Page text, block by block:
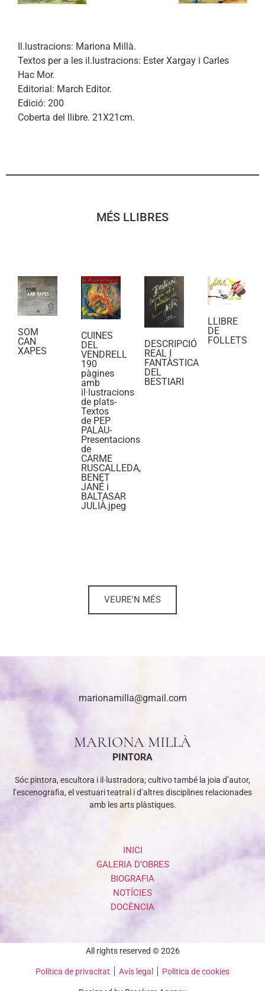
Il.lustracions: Mariona Millà.
Textos per a les il.lustracions: Ester Xargay i Carles
Hac Mor.
Editorial: March Editor.
Edició: 200
Coberta del llibre. 21X21cm.
MÉS LLIBRES
SOM
CAN
XAPES
CUINES
DEL
VENDRELL
190
pàgines
amb
il·lustracions
de plats-
Textos
de PEP
PALAU-
Presentacions
de
CARME
RUSCALLEDA,
BENET
JANÉ i
BALTASAR
JULIÀ.jpeg
DESCRIPCIÓ
REAL I
FANTÀSTICA
DEL
BESTIARI
LLIBRE
DE
FOLLETS
VEURE'N MÉS
marionamilla@gmail.com
MARIONA MILLÀ
PINTORA
Sóc pintora, escultora i il·lustradora; cultivo també la joia d’autor,
l’escenografia, el vestuari teatral i d’altres disciplines relacionades
amb les arts plàstiques.
INICI
GALERIA D’OBRES
BIOGRAFIA
NOTÍCIES
DOCÈNCIA
All rights reserved © 2026
Política de privacitat Avís legal Politica de cookies